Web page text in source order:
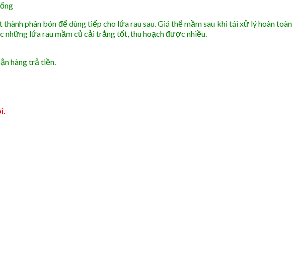
phân bón để dùng tiếp cho lứa rau sau. Giá thể mầm sau khi tái xử lý hoàn toàn
những lứa rau mầm củ cải trắng tốt, thu hoạch được nhiều.
hàng trả tiền.